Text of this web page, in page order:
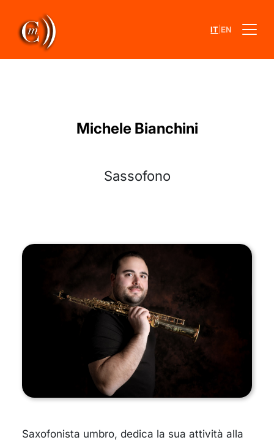
IT EN
Michele Bianchini
Sassofono
Saxofonista umbro, dedica la sua attività alla